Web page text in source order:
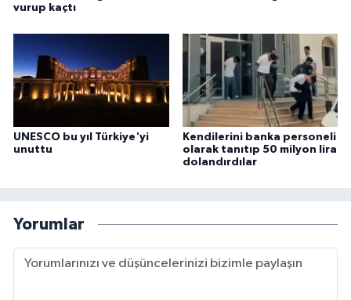
vurup kaçtı
UNESCO bu yıl Türkiye'yi
unuttu
Kendilerini banka personeli
olarak tanıtıp 50 milyon lira
dolandırdılar
Yorumlar